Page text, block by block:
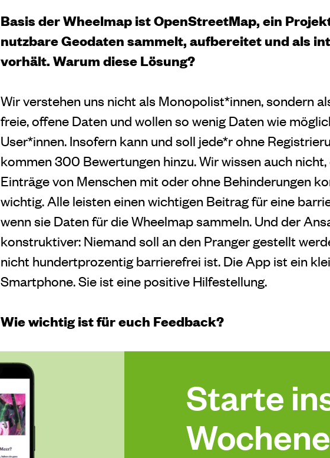
Basis der Wheelmap ist OpenStreetMap, ein
nutzbare Geodaten sammelt, aufbereitet und als
vorhält. Warum diese Lösung?
Wir verstehen uns nicht als Monopolist*innen, sondern
freie, offene Daten und wollen so wenig Daten wie
User*innen. Insofern kann und soll jede*r ohne
kommen 300 Bewertungen hinzu. Wir wissen auch
Einträge von Menschen mit oder ohne Behinderungen
wichtig. Alle leisten einen wichtigen Beitrag für eine
wenn sie Daten für die Wheelmap sammeln. Und der
konstruktiver: Niemand soll an den Pranger gestellt
nicht hundertprozentig barrierefrei ist. Die App ist ein
Smartphone. Sie ist eine positive Hilfestellung.
Wie wichtig ist für euch Feedback?
Starte